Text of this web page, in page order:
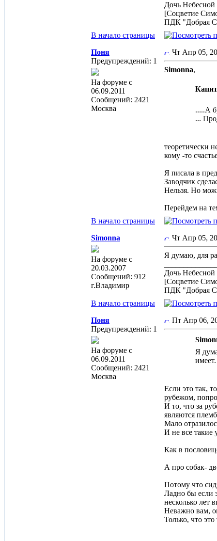
Дочь Небесной
[Соцветие
ПДК "Добрая
В начало страницы
Поня
Предупреждений: 1
На форуме с
06.09.2011
Сообщений: 2421
Москва
Чт Апр 05,
Simonna,
.....А
...
теоретически
кому -то
Я писала в
Заводчик
Нельзя. Но
Перейдем на
В начало страницы
Simonna
На форуме с
20.03.2007
Сообщений: 912
г.Владимир
Чт Апр 05,
Я думаю, для
Дочь Небесной
[Соцветие
ПДК "Добрая
В начало страницы
Поня
Предупреждений: 1
На форуме с
06.09.2011
Сообщений: 2421
Москва
Пт Апр 06,
Я
Если это так,
рубежом,
И то, что за
являются
Мало
И не все такие
Как в
А про собак-
Потому что
Ладно бы если
несколько лет
Неважно вам,
Только, что